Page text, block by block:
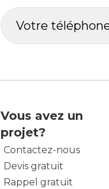
Vous avez un
projet?
Contactez-nous
Devis gratuit
Rappel gratuit